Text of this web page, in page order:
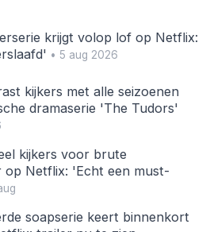
krijgt volop lof op Netflix:
• 5 aug 2026
kijkers met alle seizoenen
dramaserie 'The Tudors'
kijkers voor brute
op Netflix: 'Echt een must-
soapserie keert binnenkort